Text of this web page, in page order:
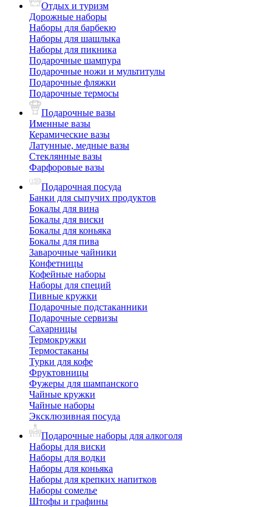
Отдых и туризм
Дорожные наборы
Наборы для барбекю
Наборы для шашлыка
Наборы для пикника
Подарочные шампура
Подарочные ножи и мультитулы
Подарочные фляжки
Подарочные термосы
Подарочные вазы
Именные вазы
Керамические вазы
Латунные, медные вазы
Стеклянные вазы
Фарфоровые вазы
Подарочная посуда
Банки для сыпучих продуктов
Бокалы для вина
Бокалы для виски
Бокалы для коньяка
Бокалы для пива
Заварочные чайники
Конфетницы
Кофейные наборы
Наборы для специй
Пивные кружки
Подарочные подстаканники
Подарочные сервизы
Сахарницы
Термокружки
Термостаканы
Турки для кофе
Фруктовницы
Фужеры для шампанского
Чайные кружки
Чайные наборы
Эксклюзивная посуда
Подарочные наборы для алкоголя
Наборы для виски
Наборы для водки
Наборы для коньяка
Наборы для крепких напитков
Наборы сомелье
Штофы и графины